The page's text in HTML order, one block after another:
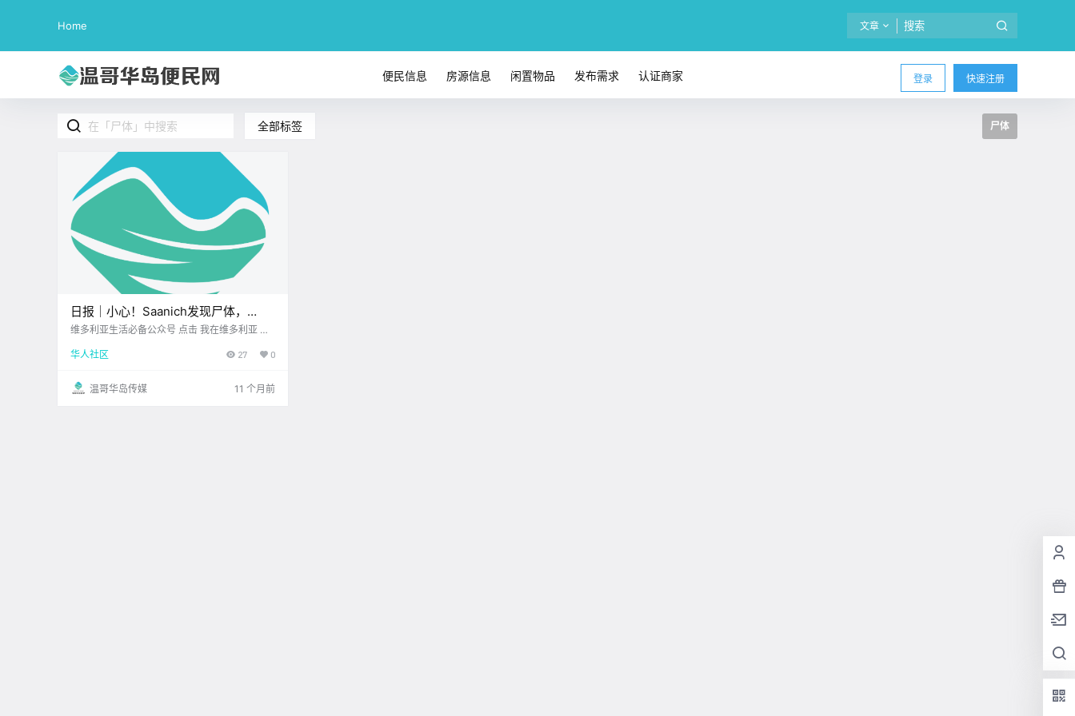
Home 文章
登录 快速注册
便民信息 房源信息 闲置物品 发布需求 认证商家
全部标签 尸体
日报｜小心！Saanich发现尸体，
Galloping Goose Trail部分关闭！女
维多利亚生活必备公众号 点击 我在维多利亚 关
华人社区
27 0
温哥华岛传媒 11 个月前